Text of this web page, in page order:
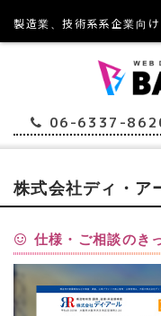
製造業、技術系系企業向
06-6337-
株式会社ディ・ア
仕様・ご相談のき